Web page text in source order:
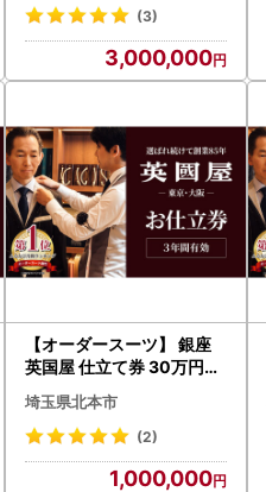
(3)
3,000,000
【オーダースーツ】 銀座
英国屋 仕立て券 30万円分
プレゼント用包装| ビジネ
ススーツ メンズ
埼玉県北本市
(2)
1,000,000